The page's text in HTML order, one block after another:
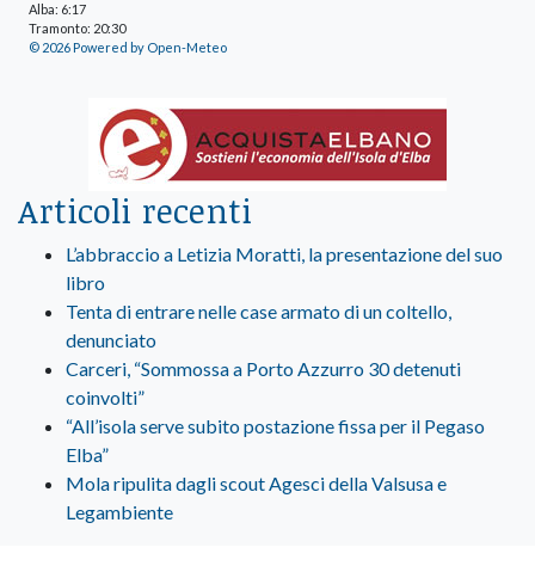
Alba: 6:17
Tramonto: 20:30
© 2026 Powered by Open-Meteo
Articoli recenti
L’abbraccio a Letizia Moratti, la presentazione del suo
libro
Tenta di entrare nelle case armato di un coltello,
denunciato
Carceri, “Sommossa a Porto Azzurro 30 detenuti
coinvolti”
“All’isola serve subito postazione fissa per il Pegaso
Elba”
Mola ripulita dagli scout Agesci della Valsusa e
Legambiente